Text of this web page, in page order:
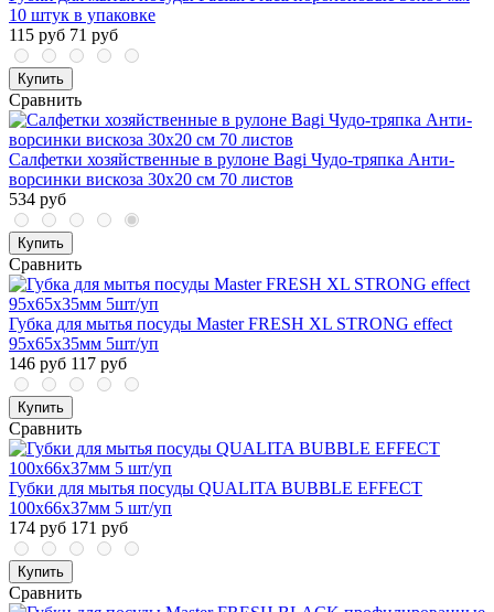
10 штук в упаковке
115 руб 71 руб
Купить
Сравнить
Салфетки хозяйственные в рулоне Bagi Чудо-тряпка Анти-
ворсинки вискоза 30x20 см 70 листов
534 руб
Купить
Сравнить
Губка для мытья посуды Master FRESH XL STRONG effect
95х65х35мм 5шт/уп
146 руб 117 руб
Купить
Сравнить
Губки для мытья посуды QUALITA BUBBLE EFFECT
100х66х37мм 5 шт/уп
174 руб 171 руб
Купить
Сравнить